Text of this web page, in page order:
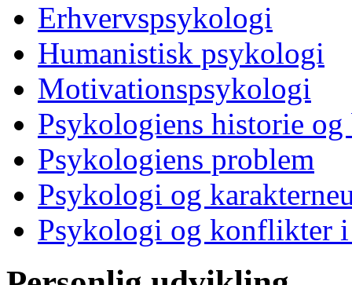
Erhvervspsykologi
Humanistisk psykologi
Motivationspsykologi
Psykologiens historie og
Psykologiens problem
Psykologi og
Psykologi og konflikter